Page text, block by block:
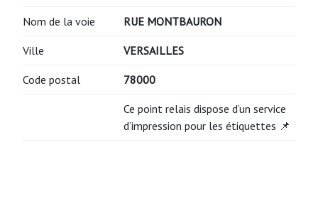
Nom de la voie RUE MONTBAURON
Ville VERSAILLES
Code postal 78000
Ce point relais dispose d’un service
d’impression pour les étiquettes 📌